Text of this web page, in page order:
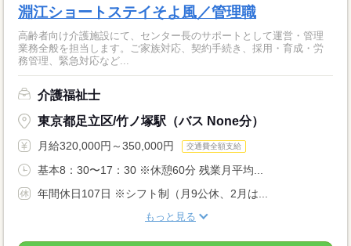
淵江ショートステイそよ風／管理職
高齢者向け介護施設にて、センター長のサポートとして運営・管理
業務全般を担当します。ご家族対応、契約手続き、採用・育成・労
務管理、緊急対応など...
介護福祉士
東京都足立区/竹ノ塚駅（バス None分）
月給320,000円～350,000円 交通費全額支給
基本8：30〜17：30 ※休憩60分 残業月平均...
年間休日107日 ※シフト制（月9公休、2月は...
もっと見る